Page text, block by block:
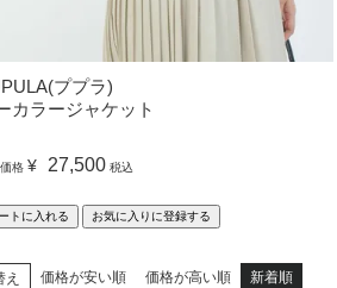
ププラ)
カラージャケット
格 ¥ 27,500 税込
トに入れる お気に入りに登録する
え 価格が安い順 価格が高い順 新着順